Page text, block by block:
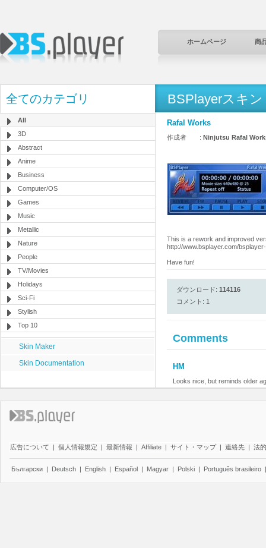
ホームページ 商
全てのカテゴリ
All
3D
Abstract
Anime
Business
Computer/OS
Games
Music
Metallic
Nature
People
TV/Movies
Holidays
Sci-Fi
Stylish
Top 10
Skin Maker
Skin Documentation
BSPlayerスキン
Rafal Works
作成者 : Ninjutsu Rafal
This is a rework and improved
http://www.bsplayer.com/
Have fun!
ダウンロード: 114116
コメント: 1
Comments
HM
Looks nice, but reminds older
広告について | 個人情報規定 | 最新情報 | Affiliate | サイト・マップ | 連絡先 | 法
Български | Deutsch | English | Español | Magyar | Polski | Português brasileiro